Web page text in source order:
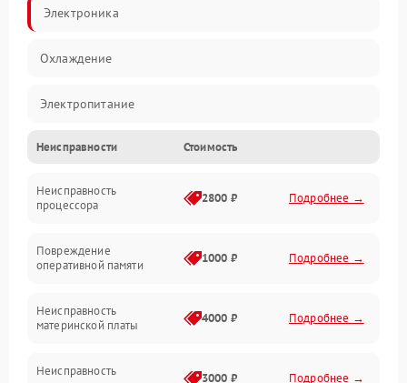
Электроника
Охлаждение
Электропитание
Видео
Производительность
Хранение
Механические повреждения
Неисправности Стоимость
Неисправность
процессора
2800 ₽ Подробнее →
Повреждение
оперативной памяти
1000 ₽ Подробнее →
Неисправность
материнской платы
4000 ₽ Подробнее →
Неисправность
3000 ₽ Подробнее →